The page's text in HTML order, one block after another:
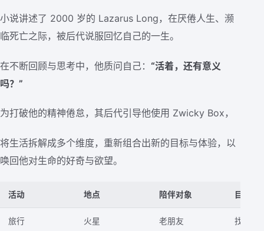
小说讲述了 2000 岁的 Lazarus Long，在厌倦人生、濒
临死亡之际，被后代说服回忆自己的一生。
在不断回顾与思考中，他质问自己： “活着，还有意义
吗？”
为打破他的精神倦怠，其后代引导他使用 Zwicky Box，
将生活拆解成多个维度，重新组合出新的目标与体验，以
唤回他对生命的好奇与欲望。
活动 地点 陪伴对象 目标
旅行 火星 老朋友 找寻新